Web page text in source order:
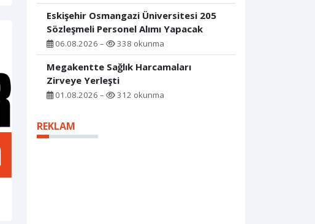
Eskişehir Osmangazi Üniversitesi 205
Sözleşmeli Personel Alımı Yapacak
06.08.2026 – 338 okunma
Megakentte Sağlık Harcamaları
Zirveye Yerleşti
01.08.2026 – 312 okunma
REKLAM